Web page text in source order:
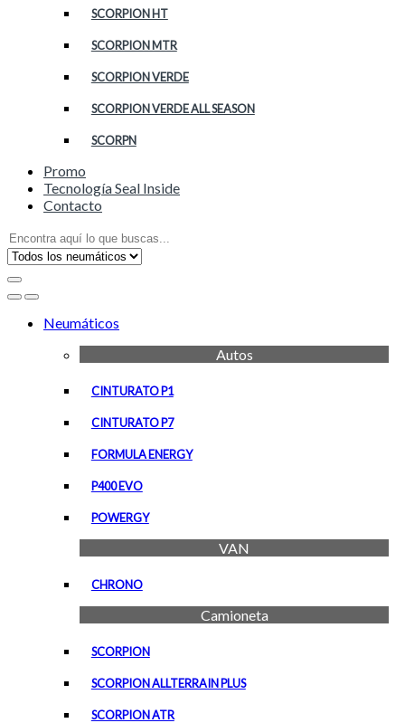
SCORPION HT
SCORPION MTR
SCORPION VERDE
SCORPION VERDE ALL SEASON
SCORPN
Promo
Tecnología Seal Inside
Contacto
Search
for:
OpenClose
Neumáticos
Autos
CINTURATO P1
CINTURATO P7
FORMULA ENERGY
P400 EVO
POWERGY
VAN
CHRONO
Camioneta
SCORPION
SCORPION ALLTERRAIN PLUS
SCORPION ATR